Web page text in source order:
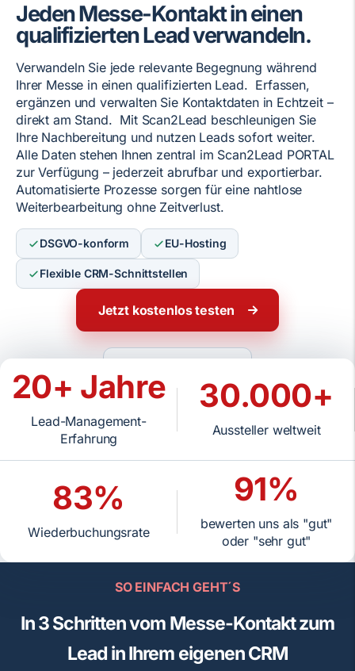
Jeden Messe-Kontakt in einen
qualifizierten Lead verwandeln.
Verwandeln Sie jede relevante Begegnung während
Ihrer Messe in einen qualifizierten Lead. Erfassen,
ergänzen und verwalten Sie Kontaktdaten in Echtzeit –
direkt am Stand. Mit Scan2Lead beschleunigen Sie
Ihre Nachbereitung und nutzen Leads sofort weiter.
Alle Daten stehen Ihnen zentral im Scan2Lead PORTAL
zur Verfügung – jederzeit abrufbar und exportierbar.
Automatisierte Prozesse sorgen für eine nahtlose
Weiterbearbeitung ohne Zeitverlust.
DSGVO-konform EU-Hosting
Flexible CRM-Schnittstellen
Jetzt kostenlos testen
5/5bei Google
20+ Jahre
Lead-Management-
Erfahrung
30.000+
Aussteller weltweit
83%
Wiederbuchungsrate
91%
bewerten uns als "gut"
oder "sehr gut"
SO EINFACH GEHT´S
In 3 Schritten vom Messe-Kontakt zum
Lead in Ihrem eigenen CRM